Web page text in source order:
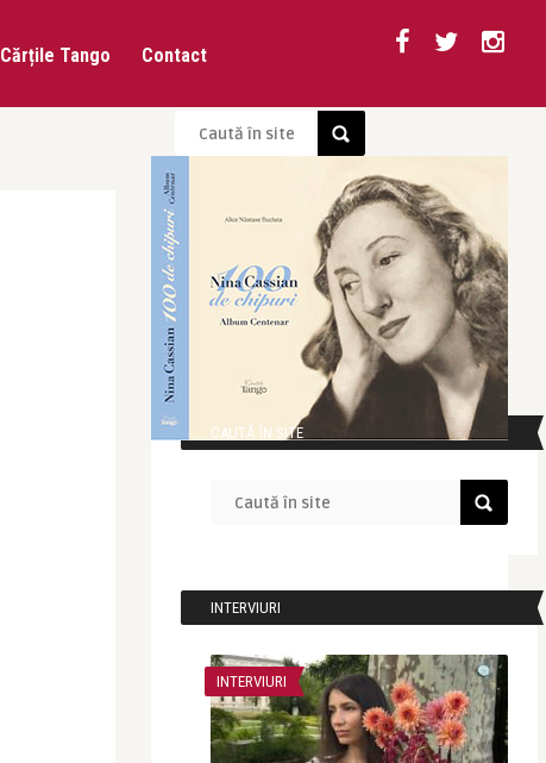
Cărțile Tango Contact
CAUTĂ ÎN SITE
INTERVIURI
INTERVIURI